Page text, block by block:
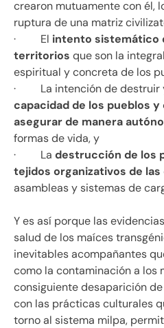
crearon mutuamente con él,
ruptura de una matriz
· El intento sistemático
territorios que son la
espiritual y concreta de los
· La intención de destruir
capacidad de los pueblos
asegurar de manera
formas de vida, y
· La destrucción de los
tejidos organizativos de
asambleas y sistemas de
Y es así porque las
salud de los maíces
inevitables acompañantes
como la contaminación a los
consiguiente desaparición
con las prácticas culturales
torno al sistema milpa,